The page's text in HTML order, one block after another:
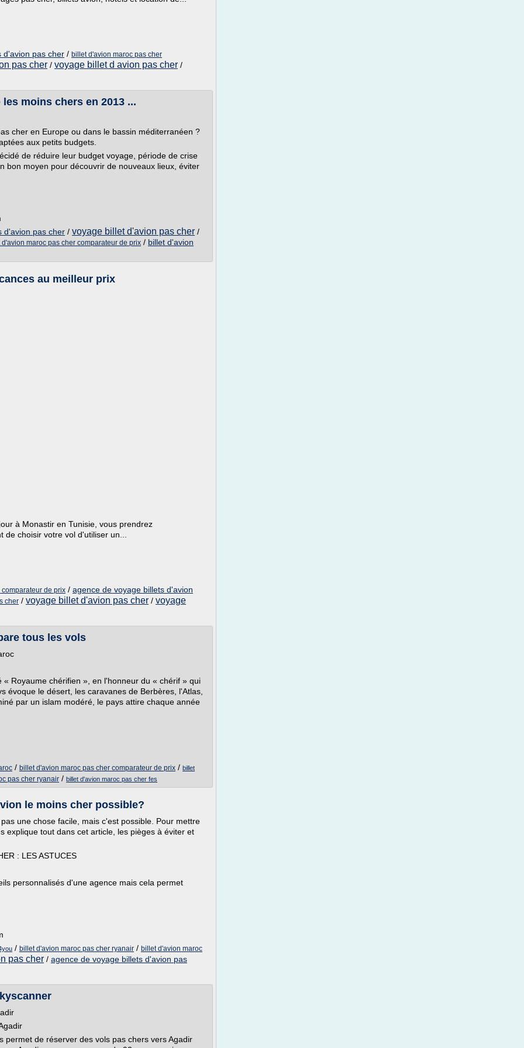
d'avion pas cher / billet d'avion maroc pas cher
pas cher / voyage billet d avion pas cher /
moins chers en 2013 ...
cher en Europe ou dans le bassin méditerranéen ?
aux petits budgets.
de réduire leur budget voyage, période de crise
bon moyen pour découvrir de nouveaux lieux, éviter
d'avion pas cher / voyage billet d'avion pas cher /
d'avion maroc pas cher comparateur de prix / billet d'avion
au meilleur prix
à Monastir en Tunisie, vous prendrez
choisir votre vol d'utiliser un...
de prix / agence de voyage billets d'avion
cher / voyage billet d'avion pas cher / voyage
tous les vols
Royaume chérifien », en l'honneur du « chérif » qui
évoque le désert, les caravanes de Berbères, l'Atlas,
par un islam modéré, le pays attire chaque année
/ billet d'avion maroc pas cher comparateur de prix / billet
pas cher ryanair / billet d'avion maroc pas cher fes
le moins cher possible?
une chose facile, mais c'est possible. Pour mettre
explique tout dans cet article, les pièges à éviter et
: LES ASTUCES
personnalisés d'une agence mais cela permet
/ billet d'avion maroc pas cher ryanair / billet d'avion maroc
pas cher / agence de voyage billets d'avion pas
permet de réserver des vols pas chers vers Agadir